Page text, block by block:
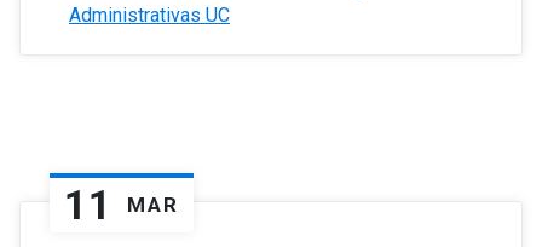
Administrativas UC
11 MAR